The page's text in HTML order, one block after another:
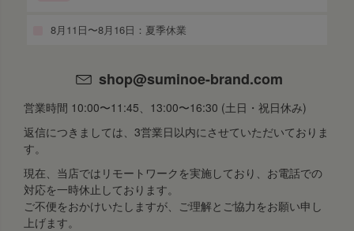
8月11日〜8月16日：夏季休業
shop@suminoe-brand.com
営業時間 10:00〜11:45、13:00〜16:30 (土日・祝日休み)
返信につきましては、3営業日以内にさせていただいておりま
す。
現在、当店ではリモートワークを実施しており、お電話での
対応を一時休止しております。
ご不便をおかけいたしますが、ご理解とご協力をお願い申し
上げます。